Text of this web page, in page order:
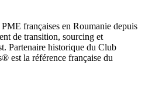
françaises en Roumanie depuis
de transition, sourcing et
Partenaire historique du Club
est la référence française du